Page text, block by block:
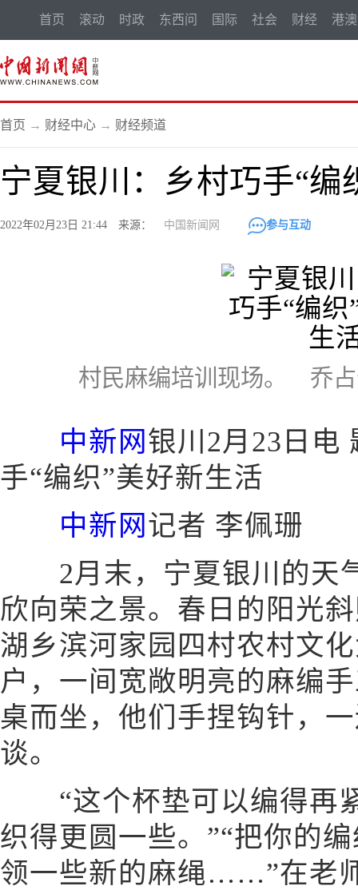
首页 滚动 时政 东西问 国际 社会 财经 港澳
首页 → 财经中心 → 财经频道
宁夏银川：乡村巧手“编
2022年02月23日 21:44 来源： 中国新闻网 参与互动
村民麻编培训现场。 乔
中新网 银川2月23日电
手“编织”美好新生活
中新网 记者 李佩珊
2月末，宁夏银川的天
欣向荣之景。春日的阳光
湖乡滨河家园四村农村文
户，一间宽敞明亮的麻编
桌而坐，他们手捏钩针，
谈。
“这个杯垫可以编得再
织得更圆一些。”“把你的
领一些新的麻绳……”在老